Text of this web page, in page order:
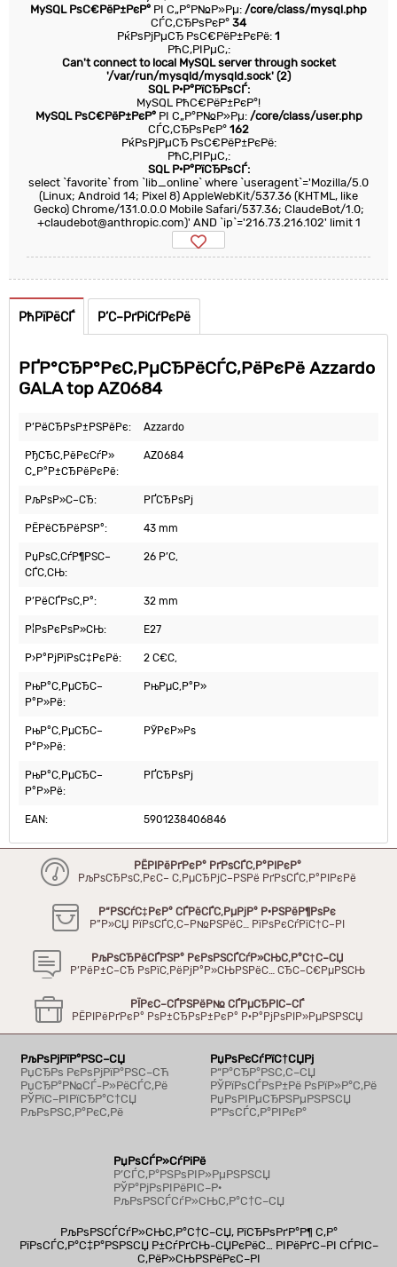
MySQL РѕС€РёР±РєР° РІ С„Р°Р№Р»Рµ: /core/class/mysql.php
СЃС‚СЂРѕРєР° 34
РќРѕРјРµСЂ РѕС€РёР±РєРё: 1
РћС‚РІРµС‚:
Can't connect to local MySQL server through socket
'/var/run/mysqld/mysqld.sock' (2)
SQL Р·Р°РїСЂРѕСЃ:
MySQL РћС€РёР±РєР°!
MySQL РѕС€РёР±РєР°РІ С„Р°Р№Р»Рµ: /core/class/user.php
СЃС‚СЂРѕРєР° 162
РќРѕРјРµСЂ РѕС€РёР±РєРё:
РћС‚РІРµС‚:
SQL Р·Р°РїСЂРѕСЃ:
select `favorite` from `lib_online` where `useragent`='Mozilla/5.0
(Linux; Android 14; Pixel 8) AppleWebKit/537.36 (KHTML, like
Gecko) Chrome/131.0.0.0 Mobile Safari/537.36; ClaudeBot/1.0;
+claudebot@anthropic.com)' AND `ip`='216.73.216.102' limit 1
РћРїРёСЃ Р’С–РґРіСѓРєРё
РҐР°СЂР°РєС‚РµСЂРёСЃС‚РёРєРё Azzardo
GALA top AZ0684
Р’РёСЂРѕР±РЅРёРє: Azzardo
РђСЂС‚РёРєСѓР»
С„Р°Р±СЂРёРєРё:
AZ0684
РљРѕР»С–СЂ: РҐСЂРѕРј
РЁРёСЂРёРЅР°: 43 mm
РџРѕС‚СѓР¶РЅС–
СЃС‚СЊ:
26 Р’С‚
Р’РёСЃРѕС‚Р°: 32 mm
Р¦РѕРєРѕР»СЊ: E27
Р›Р°РјРїРѕС‡РєРё: 2 С€С‚
РњР°С‚РµСЂС–
Р°Р»Рё:
РњРµС‚Р°Р»
РњР°С‚РµСЂС–
Р°Р»Рё:
РЎРєР»Рѕ
РњР°С‚РµСЂС–
Р°Р»Рё:
РҐСЂРѕРј
EAN: 5901238406846
РЁРІРёРґРєР° РґРѕСЃС‚Р°РІРєР°
РљРѕСЂРѕС‚РєС– С‚РµСЂРјС–РЅРё РґРѕСЃС‚Р°РІРєРё
Р“РЅСѓС‡РєР° СЃРёСЃС‚РµРјР° Р·РЅРёР¶РѕРє
Р”Р»СЏ РїРѕСЃС‚С–Р№РЅРёС… РїРѕРєСѓРїС†С–РІ
РљРѕСЂРёСЃРЅР° РєРѕРЅСЃСѓР»СЊС‚Р°С†С–СЏ
Р’РёР±С–СЂ РѕРїС‚РёРјР°Р»СЊРЅРёС… СЂС–С€РµРЅСЊ
РЇРєС–СЃРЅРёР№ СЃРµСЂРІС–СЃ
РЁРІРёРґРєР° РѕР±СЂРѕР±РєР° Р·Р°РјРѕРІР»РµРЅРЅСЏ
РљРѕРјРїР°РЅС–СЏ
РџСЂРѕ РєРѕРјРїР°РЅС–СЋ
РџСЂР°Р№СЃ-Р»РёСЃС‚Рё
РЎРїС–РІРїСЂР°С†СЏ
РљРѕРЅС‚Р°РєС‚Рё
РџРѕРєСѓРїС†СЏРј
Р“Р°СЂР°РЅС‚С–СЏ
РЎРїРѕСЃРѕР±Рё РѕРїР»Р°С‚Рё
РџРѕРІРµСЂРЅРµРЅРЅСЏ
Р”РѕСЃС‚Р°РІРєР°
РџРѕСЃР»СѓРіРё
Р’СЃС‚Р°РЅРѕРІР»РµРЅРЅСЏ
РЎР°РјРѕРІРёРІС–Р·
РљРѕРЅСЃСѓР»СЊС‚Р°С†С–СЏ
РљРѕРЅСЃСѓР»СЊС‚Р°С†С–СЏ, РїСЂРѕРґР°Р¶ С‚Р°
РїРѕСЃС‚Р°С‡Р°РЅРЅСЏ Р±СѓРґСЊ-СЏРєРёС… РІРёРґС–РІ СЃРІС–
С‚РёР»СЊРЅРёРєС–РІ